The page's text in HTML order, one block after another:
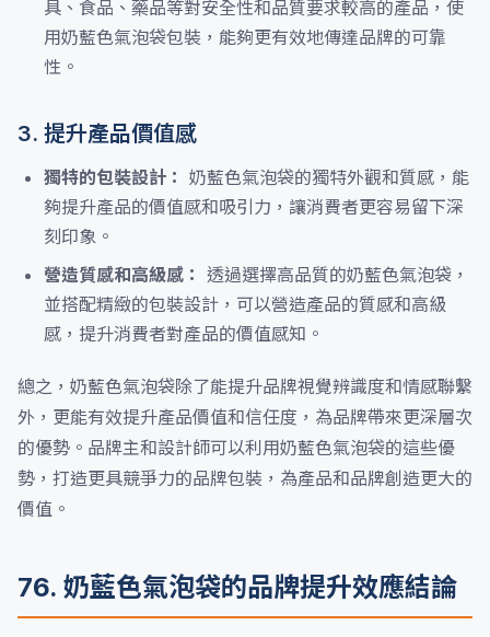
具、食品、藥品等對安全性和品質要求較高的產品，使
用奶藍色氣泡袋包裝，能夠更有效地傳達品牌的可靠
性。
3. 提升產品價值感
獨特的包裝設計： 奶藍色氣泡袋的獨特外觀和質感，能
夠提升產品的價值感和吸引力，讓消費者更容易留下深
刻印象。
營造質感和高級感： 透過選擇高品質的奶藍色氣泡袋，
並搭配精緻的包裝設計，可以營造產品的質感和高級
感，提升消費者對產品的價值感知。
總之，奶藍色氣泡袋除了能提升品牌視覺辨識度和情感聯繫
外，更能有效提升產品價值和信任度，為品牌帶來更深層次
的優勢。品牌主和設計師可以利用奶藍色氣泡袋的這些優
勢，打造更具競爭力的品牌包裝，為產品和品牌創造更大的
價值。
76. 奶藍色氣泡袋的品牌提升效應結論